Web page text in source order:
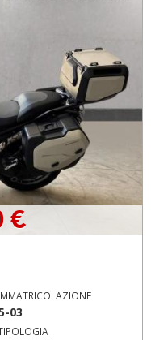
€
03